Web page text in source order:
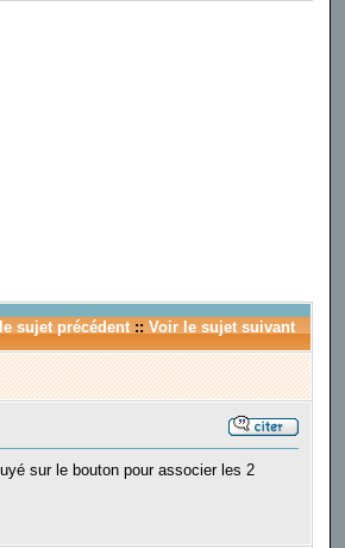
sujet précédent:: Voir le sujet suivant
sur le bouton pour associer les 2